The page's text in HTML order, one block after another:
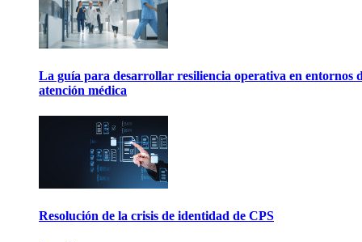
La guía para desarrollar resiliencia operativa en entornos
atención médica
Resolución de la crisis de identidad de CPS